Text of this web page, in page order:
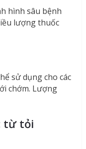
hình sâu bệnh
lượng thuốc
sử dụng cho các
chớm. Lượng
từ tỏi